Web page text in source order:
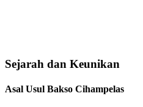
Sejarah dan Keunikan
Asal Usul Bakso Cihampelas